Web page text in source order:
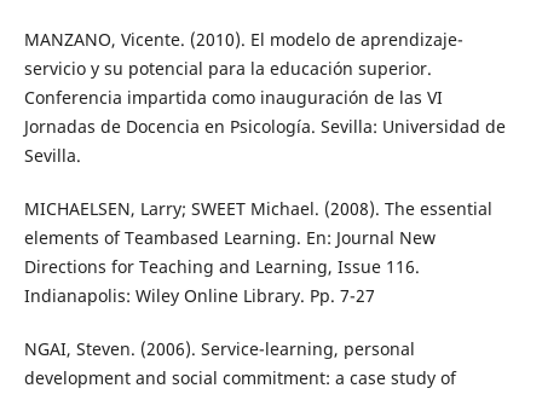
MANZANO, Vicente. (2010). El modelo de aprendizaje-
servicio y su potencial para la educación superior.
Conferencia impartida como inauguración de las VI
Jornadas de Docencia en Psicología. Sevilla: Universidad de
Sevilla.
MICHAELSEN, Larry; SWEET Michael. (2008). The essential
elements of Teambased Learning. En: Journal New
Directions for Teaching and Learning, Issue 116.
Indianapolis: Wiley Online Library. Pp. 7-27
NGAI, Steven. (2006). Service-learning, personal
development and social commitment: a case study of